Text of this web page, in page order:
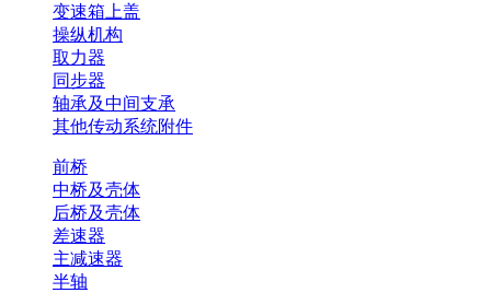
变速箱上盖
操纵机构
取力器
同步器
轴承及中间支承
其他传动系统附件
前桥
中桥及壳体
后桥及壳体
差速器
主减速器
半轴